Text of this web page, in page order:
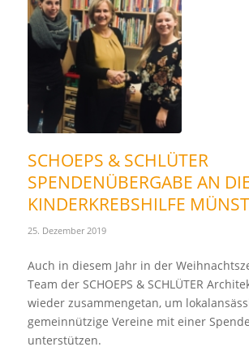
SCHOEPS & SCHLÜTER
SPENDENÜBERGABE AN
KINDERKREBSHILFE
25. Dezember 2019
Auch in diesem Jahr in der
Team der SCHOEPS & SCHLÜTER
wieder zusammengetan, um
gemeinnützige Vereine mit einer
unterstützen.